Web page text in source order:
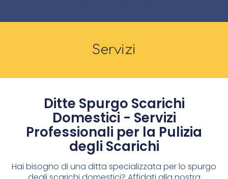
Servizi
Ditte Spurgo Scarichi
Domestici - Servizi
Professionali per la Pulizia
degli Scarichi
Hai bisogno di una ditta specializzata per lo spurgo